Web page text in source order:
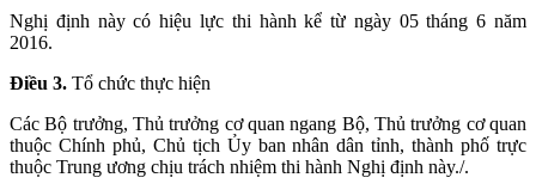
Nghị định này có hiệu lực thi hành kể từ ngày 05 tháng 6 năm
2016.
Điều 3. Tổ chức thực hiện
Các Bộ trưởng, Thủ trưởng cơ quan ngang Bộ, Thủ trưởng cơ quan
thuộc Chính phủ, Chủ tịch Ủy ban nhân dân tỉnh, thành phố trực
thuộc Trung ương chịu trách nhiệm thi hành Nghị định này./.